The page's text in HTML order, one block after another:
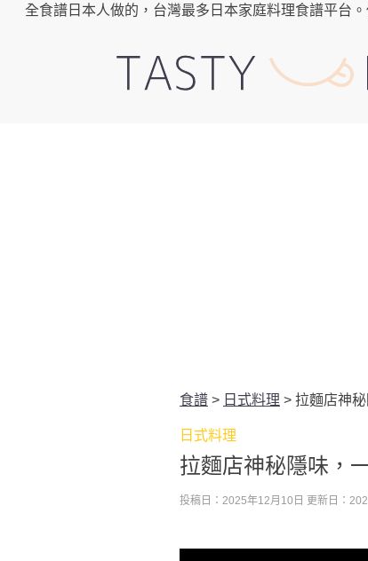
全食譜日本人做的，台灣最多日本家庭料理食譜平台
食譜 > 日式料理 > 拉麵店神
日式料理
拉麵店神秘隱味，
投稿日：2025年12月10日 更新日：